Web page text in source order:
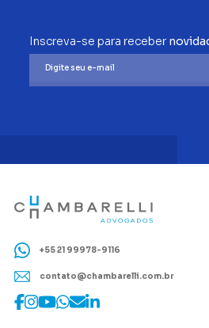
Inscreva-se para receber
+55 21 99978-9116
contato@chambarelli.com.br